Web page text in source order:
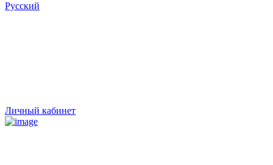
Русский
Личный кабинет